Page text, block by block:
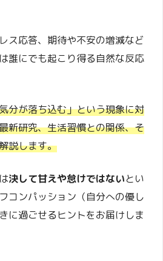
ス応答、期待や不安の増減など
誰にでも起こり得る自然な反応
分が落ち込む」という現象に対
新研究、生活習慣との関係、そ
説します。
決して甘えや怠けではないとい
コンパッション（自分への優し
に過ごせるヒントをお届けしま